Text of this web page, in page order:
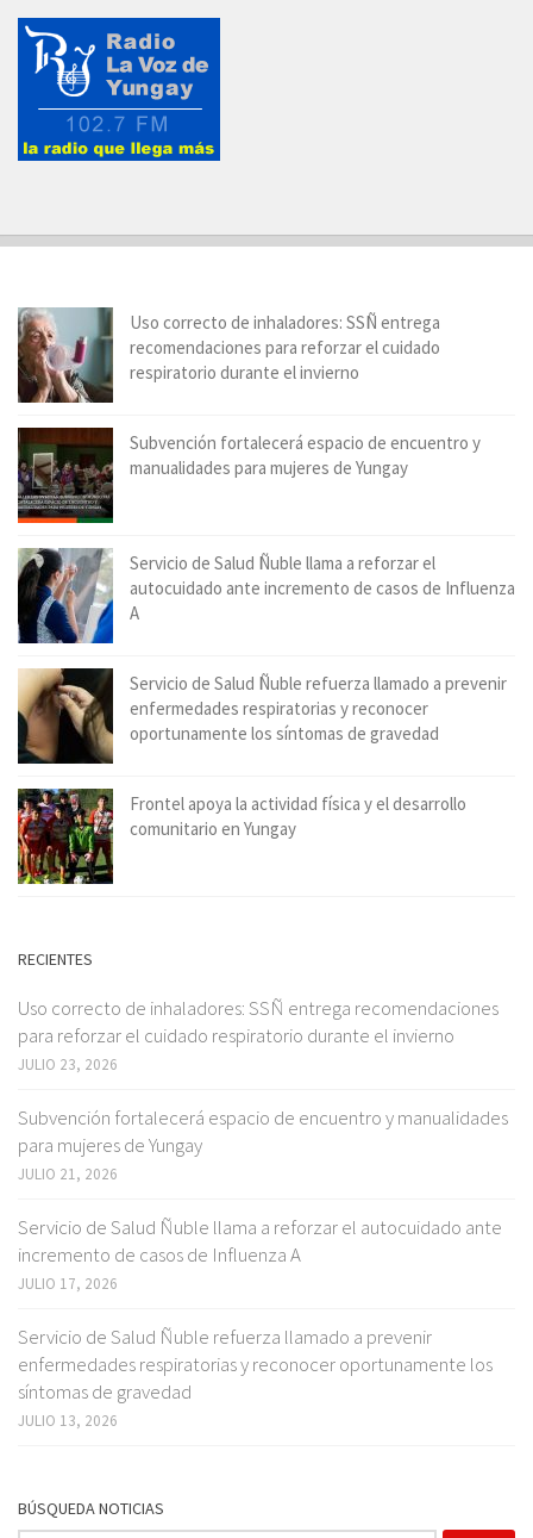
Uso correcto de inhaladores: SSÑ entrega
recomendaciones para reforzar el cuidado
respiratorio durante el invierno
Subvención fortalecerá espacio de encuentro y
manualidades para mujeres de Yungay
Servicio de Salud Ñuble llama a reforzar el
autocuidado ante incremento de casos de Influenza
A
Servicio de Salud Ñuble refuerza llamado a prevenir
enfermedades respiratorias y reconocer
oportunamente los síntomas de gravedad
Frontel apoya la actividad física y el desarrollo
comunitario en Yungay
RECIENTES
Uso correcto de inhaladores: SSÑ entrega recomendaciones
para reforzar el cuidado respiratorio durante el invierno
JULIO 23, 2026
Subvención fortalecerá espacio de encuentro y manualidades
para mujeres de Yungay
JULIO 21, 2026
Servicio de Salud Ñuble llama a reforzar el autocuidado ante
incremento de casos de Influenza A
JULIO 17, 2026
Servicio de Salud Ñuble refuerza llamado a prevenir
enfermedades respiratorias y reconocer oportunamente los
síntomas de gravedad
JULIO 13, 2026
BÚSQUEDA NOTICIAS